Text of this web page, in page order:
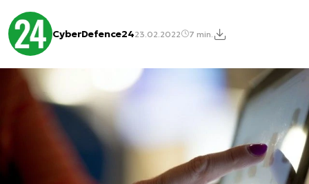
CyberDefence2423.02.2022 7 min.